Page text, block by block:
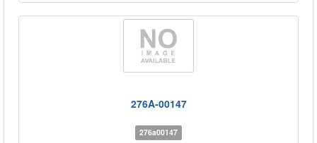
276A-00147
276a00147